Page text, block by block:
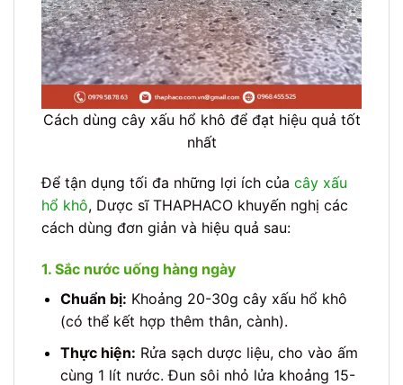
Cách dùng cây xấu hổ khô để đạt hiệu quả tốt
nhất
Để tận dụng tối đa những lợi ích của cây xấu
hổ khô, Dược sĩ THAPHACO khuyến nghị các
cách dùng đơn giản và hiệu quả sau:
1. Sắc nước uống hàng ngày
Chuẩn bị: Khoảng 20-30g cây xấu hổ khô
(có thể kết hợp thêm thân, cành).
Thực hiện: Rửa sạch dược liệu, cho vào ấm
cùng 1 lít nước. Đun sôi nhỏ lửa khoảng 15-